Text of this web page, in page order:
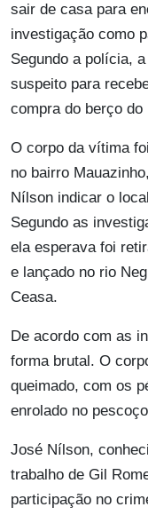
sair de casa para
investigação como
Segundo a polícia,
suspeito para
compra do berço do
O corpo da vítima
no bairro
Nílson indicar o
Segundo as
ela esperava foi
e lançado no rio
Ceasa.
De acordo com as
forma brutal. O
queimado, com os
enrolado no
José Nílson,
trabalho de Gil
participação no